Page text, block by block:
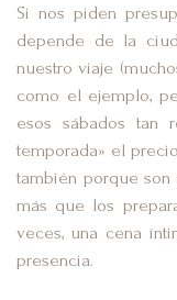
Si nos piden
depende de la
nuestro viaje
como el ejemplo,
esos sábados tan
temporada» el
también porque
más que los
veces, una cena
presencia.